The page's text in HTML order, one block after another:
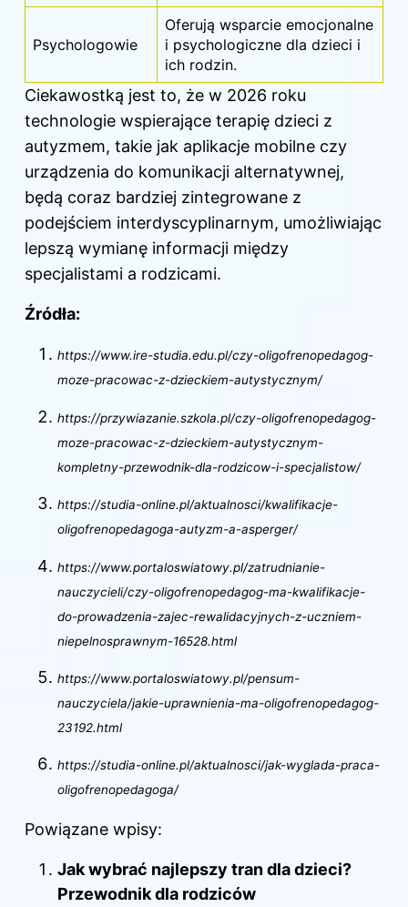
Psychologowie
Oferują wsparcie emocjonalne
i psychologiczne dla dzieci i
ich rodzin.
Ciekawostką jest to, że w 2026 roku
technologie wspierające terapię dzieci z
autyzmem, takie jak aplikacje mobilne czy
urządzenia do komunikacji alternatywnej,
będą coraz bardziej zintegrowane z
podejściem interdyscyplinarnym, umożliwiając
lepszą wymianę informacji między
specjalistami a rodzicami.
Źródła:
https://www.ire-studia.edu.pl/czy-oligofrenopedagog-
moze-pracowac-z-dzieckiem-autystycznym/
https://przywiazanie.szkola.pl/czy-oligofrenopedagog-
moze-pracowac-z-dzieckiem-autystycznym-
kompletny-przewodnik-dla-rodzicow-i-specjalistow/
https://studia-online.pl/aktualnosci/kwalifikacje-
oligofrenopedagoga-autyzm-a-asperger/
https://www.portaloswiatowy.pl/zatrudnianie-
nauczycieli/czy-oligofrenopedagog-ma-kwalifikacje-
do-prowadzenia-zajec-rewalidacyjnych-z-uczniem-
niepelnosprawnym-16528.html
https://www.portaloswiatowy.pl/pensum-
nauczyciela/jakie-uprawnienia-ma-oligofrenopedagog-
23192.html
https://studia-online.pl/aktualnosci/jak-wyglada-praca-
oligofrenopedagoga/
Powiązane wpisy:
Jak wybrać najlepszy tran dla dzieci?
Przewodnik dla rodziców